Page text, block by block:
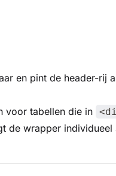
en pint de header-rij
voor tabellen die in
de wrapper